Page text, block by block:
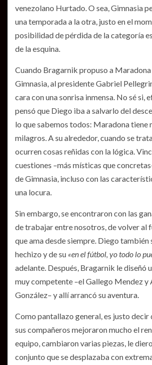
venezolano Hurtado. O sea, Gimnasia
una temporada a la otra, justo en el
posibilidad de pérdida de la categoría
de la esquina.
Cuando Bragarnik propuso a
Gimnasia, al presidente Gabriel
cara con una sonrisa inmensa. No sé si,
pensó que Diego iba a salvarlo del
lo que sabemos todos: Maradona tiene
milagros. A su alrededor, cuando se
ocurren cosas reñidas con la lógica.
cuestiones –más místicas que
de Gimnasia, incluso con las
una locura.
Sin embargo, se encontraron con las
de trabajar entre nosotros, de volver al
que ama desde siempre. Diego también
hechizo y de su «en el fútbol, yo todo lo
adelante. Después, Bragarnik le diseñó
muy competente –el Gallego Mendez y
González– y allí arrancó su aventura.
Como pantallazo general, es justo decir
sus compañeros mejoraron mucho el
equipo, cambiaron varias piezas, le
conjunto que se desplazaba con